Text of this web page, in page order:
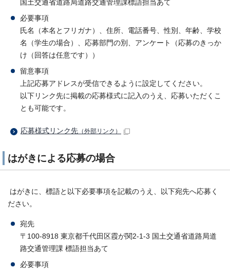
国土交通省道路局道路交通管理課標語担当あて
必要事項
氏名（本名とフリガナ）、住所、電話番号、性別、年齢、学校
名（学生の場合）、応募部門の別、アンケート（応募のきっか
け（回答は任意です））
留意事項
上記応募アドレスが受信できるように設定してください。
以下リンク先に掲載の応募様式に記入のうえ、応募いただくこ
とも可能です。
応募様式リンク先 （外部リンク）
はがきによる応募の場合
はがきに、標語と以下必要事項を記載のうえ、以下宛先へ応募く
ださい。
宛先
〒100-8918 東京都千代田区霞が関2-1-3 国土交通省道路局道
路交通管理課 標語担当あて
必要事項